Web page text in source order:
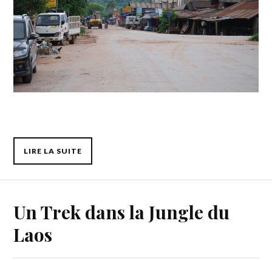
LIRE LA SUITE
Un Trek dans la Jungle du
Laos